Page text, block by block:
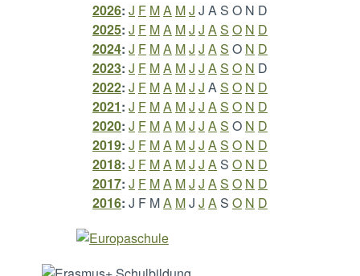
2026: J F MA MJ J AS O N D
2025: J F MA MJ J AS O N D
2024: J F MA MJ J AS O N D
2023: J F MA MJ J AS O N D
2022: J F MA MJ J AS O N D
2021: J F MA MJ J AS O N D
2020: J F MA MJ J AS O N D
2019: J F MA MJ J AS O N D
2018: J F MA MJ J AS O N D
2017: J F MA MJ J AS O N D
2016: J F MA MJ J AS O N D